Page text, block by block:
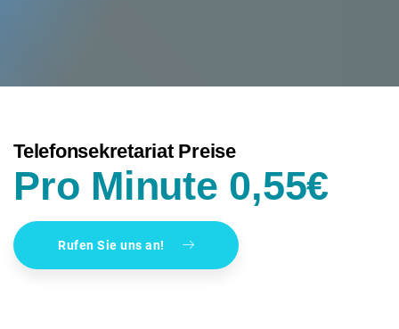
Telefonsekretariat Preise
Pro Minute 0,55€
Rufen Sie uns an!